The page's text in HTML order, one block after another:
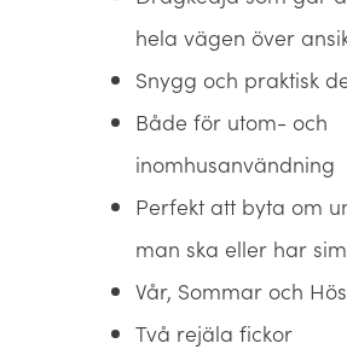
hela vägen över
Snygg och praktisk
Både för utom- och
inomhusanvändning
Perfekt att byta om
man ska eller har
Vår, Sommar och
Två rejäla fickor